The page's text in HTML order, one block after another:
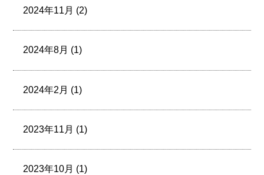
2024年11月 (2)
2024年8月 (1)
2024年2月 (1)
2023年11月 (1)
2023年10月 (1)